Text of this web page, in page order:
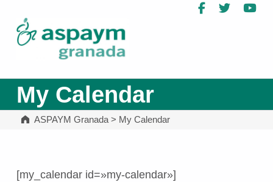
Facebook
Twitter
My Calendar
ASPAYM Granada> My Calendar
[my_calendar id=»my-calendar»]